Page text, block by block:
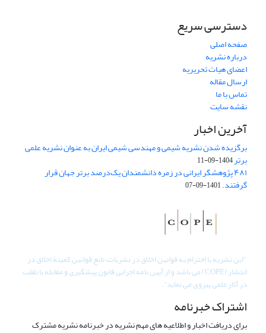
دسترسی سریع
صفحه اصلی
درباره نشریه
اعضای هیات تحریریه
ارسال مقاله
تماس با ما
نقشه سایت
آخرین اخبار
برگزیده شدن نشریه شیمی و مهندسی شیمی ایران به عنوان نشریه علمی
برتر1404-09-11
۴۸۱ پژوهشگر ایرانی در زمره دانشمندان یک‌درصد برتر جهان قرار
گرفتند.1401-09-07
"این نشریه با احترام به قوانین اخلاق در نشریات، تابع قوانین کمیتۀ اخلاق در
انتشار (COPE) می باشد و از آیین نامه اجرایی قانون پیشگیری و مقابله با تقلب
در آثار علمی پیروی می نماید".
اشتراک خبرنامه
برای دریافت اخبار و اطلاعیه های مهم نشریه در خبرنامه نشریه مشترک